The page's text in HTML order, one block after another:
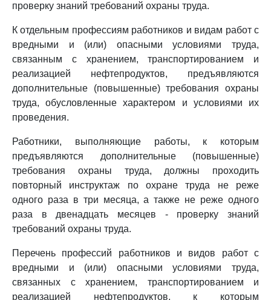
проверку знаний требований охраны труда.
К отдельным профессиям работников и видам работ с
вредными и (или) опасными условиями труда,
связанным с хранением, транспортированием и
реализацией нефтепродуктов, предъявляются
дополнительные (повышенные) требования охраны
труда, обусловленные характером и условиями их
проведения.
Работники, выполняющие работы, к которым
предъявляются дополнительные (повышенные)
требования охраны труда, должны проходить
повторный инструктаж по охране труда не реже
одного раза в три месяца, а также не реже одного
раза в двенадцать месяцев - проверку знаний
требований охраны труда.
Перечень профессий работников и видов работ с
вредными и (или) опасными условиями труда,
связанных с хранением, транспортированием и
реализацией нефтепродуктов, к которым